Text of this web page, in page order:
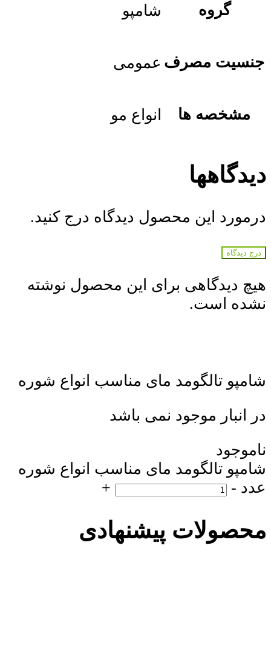
گروه شامپو
جنسیت مصرف عمومی
مشخصه ها انواع مو
دیدگاهها
درمورد این محصول دیدگاه درج کنید.
درج دیدگاه
هیچ دیدگاهی برای این محصول نوشته
نشده است.
شامپو تالگومد مای مناسب انواع شوره
در انبار موجود نمی باشد
ناموجود
شامپو تالگومد مای مناسب انواع شوره
عدد -
+
محصولات پیشنهادی